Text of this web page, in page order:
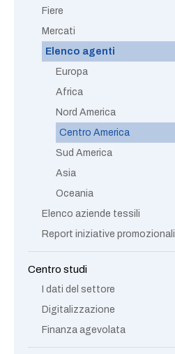
Fiere
Mercati
Elenco agenti
Europa
Africa
Nord America
Centro America
Sud America
Asia
Oceania
Elenco aziende tessili
Report iniziative promozionali
Centro studi
I dati del settore
Digitalizzazione
Finanza agevolata